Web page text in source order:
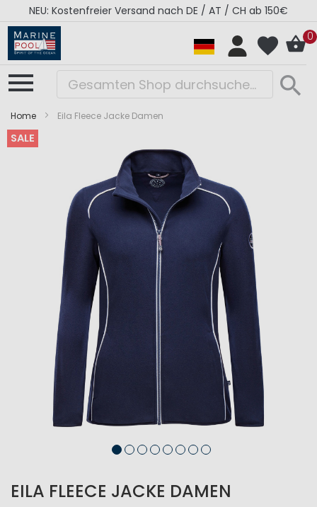
NEU: Kostenfreier Versand nach DE / AT / CH ab 150€
0
Home Eila Fleece Jacke Damen
SALE
Zum
Bildergalerie
Zum
Bildergalerie
EILA FLEECE JACKE DAMEN